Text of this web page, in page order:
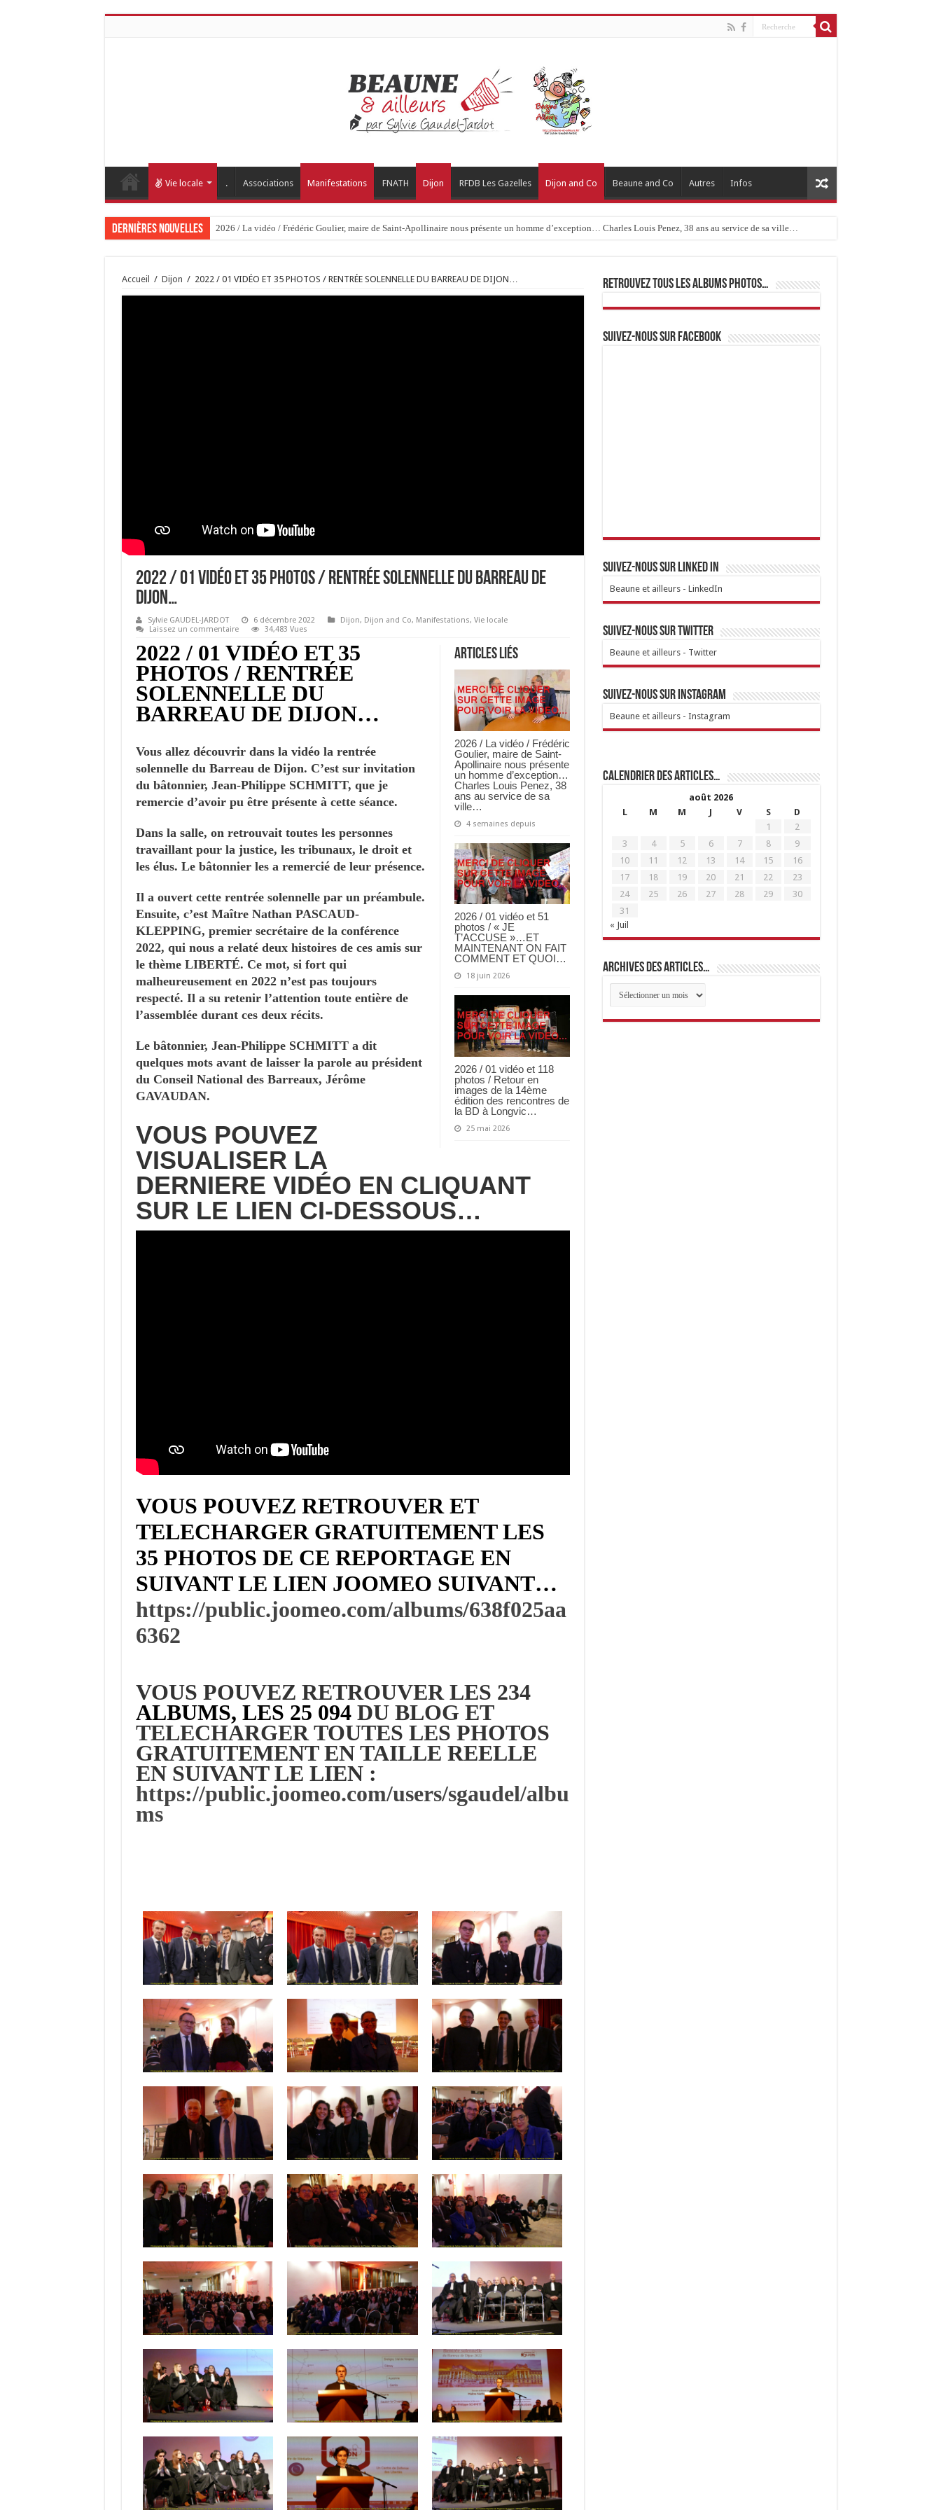
Vie locale . Associations Manifestations FNATH Dijon RFDB Les Gazelles Dijon and Co Beaune and Co Autres Infos
Dernières nouvelles 2026 / La vidéo / Frédéric Goulier, maire de Saint-Apollinaire nous présente un homme d’exception… Charles Louis Penez, 38 ans au service de sa ville…
Accueil / Dijon / 2022 / 01 VIDÉO ET 35 PHOTOS / RENTRÉE SOLENNELLE DU BARREAU DE DIJON…
2022 / 01 VIDÉO ET 35 PHOTOS / RENTRÉE SOLENNELLE DU BARREAU DE
DIJON…
Sylvie GAUDEL-JARDOT 6 décembre 2022 Dijon, Dijon and Co, Manifestations, Vie locale
Laissez un commentaire
34,483 Vues
Articles Liés
2026 / La vidéo / Frédéric
Goulier, maire de Saint-
Apollinaire nous présente
un homme d’exception…
Charles Louis Penez, 38
ans au service de sa
ville…
4 semaines depuis
2026 / 01 vidéo et 51
photos / « JE
T’ACCUSE »…ET
MAINTENANT ON FAIT
COMMENT ET QUOI…
18 juin 2026
2026 / 01 vidéo et 118
photos / Retour en
images de la 14ème
édition des rencontres de
la BD à Longvic…
25 mai 2026
2022 / 01 VIDÉO ET 35
PHOTOS / RENTRÉE
SOLENNELLE DU
BARREAU DE DIJON…
Vous allez découvrir dans la vidéo la rentrée
solennelle du Barreau de Dijon. C’est sur invitation
du bâtonnier, Jean-Philippe SCHMITT, que je
remercie d’avoir pu être présente à cette séance.
Dans la salle, on retrouvait toutes les personnes
travaillant pour la justice, les tribunaux, le droit et
les élus. Le bâtonnier les a remercié de leur présence.
Il a ouvert cette rentrée solennelle par un préambule.
Ensuite, c’est Maître Nathan PASCAUD-
KLEPPING, premier secrétaire de la conférence
2022, qui nous a relaté deux histoires de ces amis sur
le thème LIBERTÉ. Ce mot, si fort qui
malheureusement en 2022 n’est pas toujours
respecté. Il a su retenir l’attention toute entière de
l’assemblée durant ces deux récits.
Le bâtonnier, Jean-Philippe SCHMITT a dit
quelques mots avant de laisser la parole au président
du Conseil National des Barreaux, Jérôme
GAVAUDAN.
VOUS POUVEZ
VISUALISER LA
DERNIERE VIDÉO EN CLIQUANT
SUR LE LIEN CI-DESSOUS…
VOUS POUVEZ RETROUVER ET
TELECHARGER GRATUITEMENT LES
35 PHOTOS DE CE REPORTAGE EN
SUIVANT LE LIEN JOOMEO SUIVANT…
https://public.joomeo.com/albums/638f025aa
6362
VOUS POUVEZ RETROUVER LES 234
ALBUMS, LES 25 094DU BLOG ET
TELECHARGER TOUTES LES PHOTOS
GRATUITEMENT EN TAILLE REELLE
EN SUIVANT LE LIEN :
https://public.joomeo.com/users/sgaudel/albu
ms
Retrouvez tous les albums photos…
Suivez-nous sur Facebook
Suivez-nous sur linked IN
Beaune et ailleurs - LinkedIn
Suivez-nous sur Twitter
Beaune et ailleurs - Twitter
Suivez-nous sur Instagram
Beaune et ailleurs - Instagram
Calendrier des articles…
août 2026
L
M M J V S
D
1
2
3
4 5 6 7 8
9
10
11 12 13 14 15
16
17
18 19 20 21 22
23
24
25 26 27 28 29
30
31
« Juil
Archives des articles…
Archives
des
articles…